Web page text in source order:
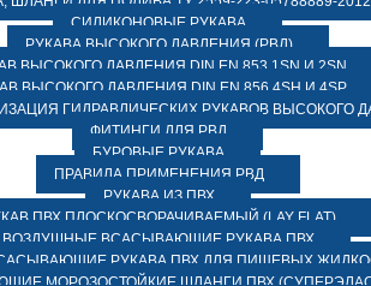
СИЛИКОНОВЫЕ РУКАВА
РУКАВА ВЫСОКОГО ДАВЛЕНИЯ (РВД)
ВЫСОКОГО ДАВЛЕНИЯ DIN EN 853 1SN И 2SN
ВЫСОКОГО ДАВЛЕНИЯ DIN EN 856 4SH И 4SP
ГИДРАВЛИЧЕСКИХ РУКАВОВ ВЫСОКОГО
ФИТИНГИ ДЛЯ РВД
БУРОВЫЕ РУКАВА
ПРАВИЛА ПРИМЕНЕНИЯ РВД
РУКАВА ИЗ ПВХ
ПВХ ПЛОСКОСВОРАЧИВАЕМЫЙ (LAY FLAT)
ВОЗДУШНЫЕ ВСАСЫВАЮЩИЕ РУКАВА ПВХ
РУКАВА ПВХ ДЛЯ ПИЩЕВЫХ
МОРОЗОСТОЙКИЕ ШЛАНГИ ПВХ